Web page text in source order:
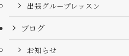
出張グループレッスン
ブログ
お知らせ